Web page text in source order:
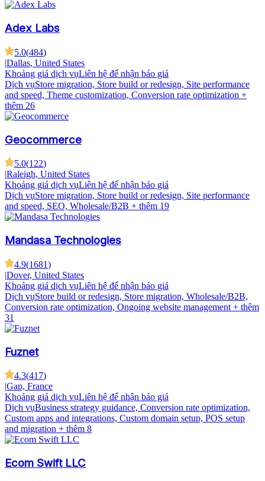
Adex Labs
5.0(484)
|Dallas, United States
Khoảng giá dịch vụLiên hệ để nhận báo giá
Dịch vụStore migration, Store build or redesign, Site performance
and speed, Theme customization, Conversion rate optimization +
thêm 26
Geocommerce
5.0(122)
|Raleigh, United States
Khoảng giá dịch vụLiên hệ để nhận báo giá
Dịch vụStore migration, Store build or redesign, Site performance
and speed, SEO, Wholesale/B2B + thêm 19
Mandasa Technologies
4.9(1681)
|Dover, United States
Khoảng giá dịch vụLiên hệ để nhận báo giá
Dịch vụStore build or redesign, Store migration, Wholesale/B2B,
Conversion rate optimization, Ongoing website management + thêm
31
Fuznet
4.3(417)
|Gap, France
Khoảng giá dịch vụLiên hệ để nhận báo giá
Dịch vụBusiness strategy guidance, Conversion rate optimization,
Custom apps and integrations, Custom domain setup, POS setup
and migration + thêm 8
Ecom Swift LLC